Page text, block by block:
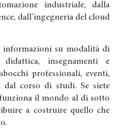
industriale, dalla
dall’ingegneria del cloud
su modalità di
didattica, insegnamenti e
professionali, eventi,
dal corso di studi. Se siete
il mondo al di sotto
a costruire quello che